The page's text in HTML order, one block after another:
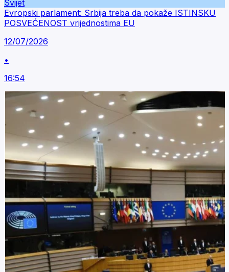
Svijet
Evropski parlament: Srbija treba da pokaže ISTINSKU
POSVEĆENOST vrijednostima EU
12/07/2026
•
16:54